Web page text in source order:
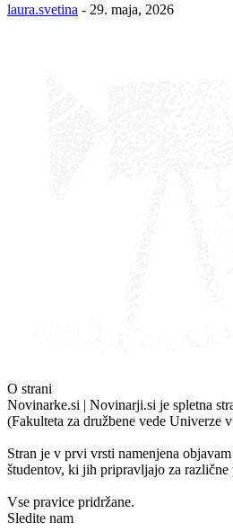
laura.svetina - 29. maja, 2026
O strani
Novinarke.si | Novinarji.si je spletna
(Fakulteta za družbene vede Univerze
Stran je v prvi vrsti namenjena
študentov, ki jih pripravljajo za različne
Vse pravice pridržane.
Sledite nam